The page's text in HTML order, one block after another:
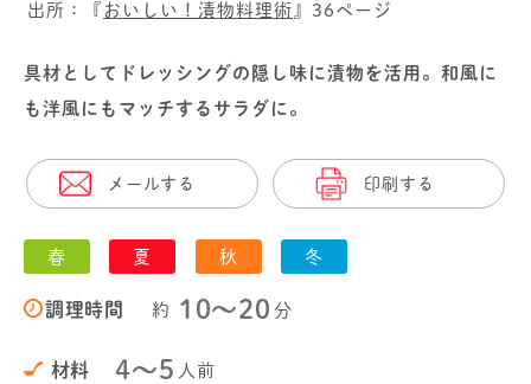
出所：『 おいしい！漬物料理術 』36ページ
具材としてドレッシングの隠し味に漬物を活用。和風に
も洋風にもマッチするサラダに。
メールする 印刷する
春 夏 秋 冬
調理時間 約 10〜20 分
材料 4～5 人前